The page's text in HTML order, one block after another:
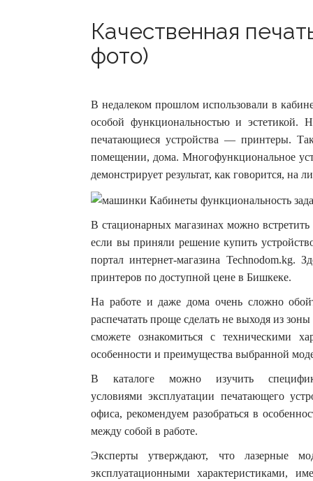
Качественная
фото)
В недалеком прошлом использовали в
особой функциональностью и
печатающиеся устройства — принтеры.
помещении, дома. Многофункциональное
демонстрирует результат, как говорится, на
В стационарных магазинах можно
если вы приняли решение купить
портал интернет-магазина Technodom.kg.
принтеров по доступной цене в Бишкеке.
На работе и даже дома очень сложно
распечатать проще сделать не выходя из
сможете ознакомиться с техническими
особенности и преимущества выбранной
В каталоге можно изучить
условиями эксплуатации печатающего
офиса, рекомендуем разобраться в
между собой в работе.
Эксперты утверждают, что лазерные
эксплуатационными характеристиками,